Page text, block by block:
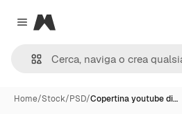
Close menu
Magnific
Home/Stock/PSD/Copertina youtube di…